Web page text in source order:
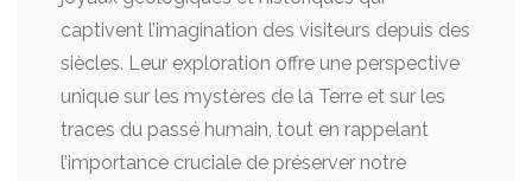
captivent l’imagination des visiteurs depuis des
siècles. Leur exploration offre une perspective
unique sur les mystères de la Terre et sur les
traces du passé humain, tout en rappelant
l’importance cruciale de préserver notre